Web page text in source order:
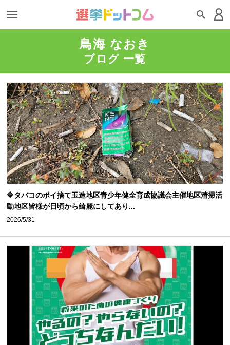
鳥海 なおき
ブログ 一覧
🔷タバコのポイ捨て玉造地区青少年健全育成協議会主催地区清掃活
動地区皆様が日頃から綺麗にしてあり...
2026/5/31